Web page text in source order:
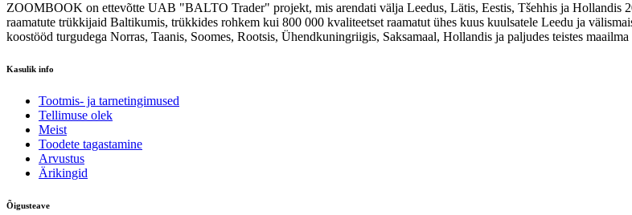
ZOOMBOOK on ettevõtte UAB "BALTO Trader" projekt, mis arendati välja Leedus, Lätis, Eestis, Tšehhis ja Hollandis
raamatute trükkijaid Baltikumis, trükkides rohkem kui 800 000 kvaliteetset raamatut ühes kuus kuulsatele Leedu ja
koostööd turgudega Norras, Taanis, Soomes, Rootsis, Ühendkuningriigis, Saksamaal, Hollandis ja paljudes teistes
Kasulik info
Tootmis- ja tarnetingimused
Tellimuse olek
Meist
Toodete tagastamine
Arvustus
Ärikingid
Õigusteave